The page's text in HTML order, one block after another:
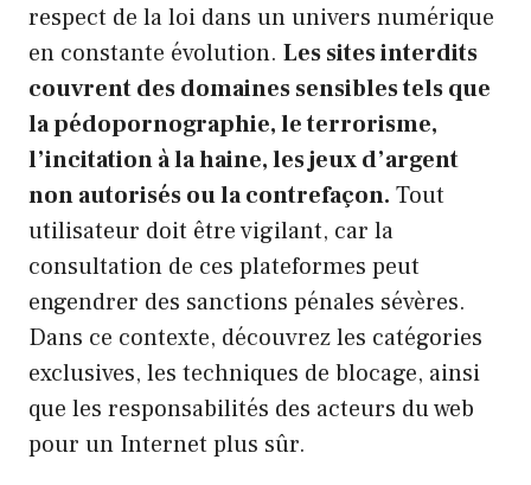
respect de la loi dans un univers numérique
en constante évolution. Les sites interdits
couvrent des domaines sensibles tels que
la pédopornographie, le terrorisme,
l’incitation à la haine, les jeux d’argent
non autorisés ou la contrefaçon. Tout
utilisateur doit être vigilant, car la
consultation de ces plateformes peut
engendrer des sanctions pénales sévères.
Dans ce contexte, découvrez les catégories
exclusives, les techniques de blocage, ainsi
que les responsabilités des acteurs du web
pour un Internet plus sûr.